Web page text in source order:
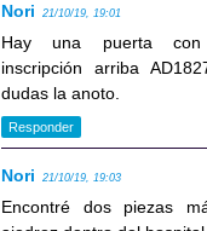
Nori 21/10/19, 19:01
Hay una puerta
inscripción arriba
dudas la anoto.
Responder
Nori 21/10/19, 19:03
Encontré dos piezas